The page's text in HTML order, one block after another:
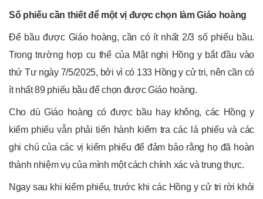
Số phiếu cần thiết để một vị được chọn làm Giáo hoàng
Để bầu được Giáo hoàng, cần có ít nhất 2/3 số phiếu bầu.
Trong trường hợp cụ thể của Mật nghị Hồng y bắt đầu vào
thứ Tư ngày 7/5/2025, bởi vì có 133 Hồng y cử tri, nên cần có
ít nhất 89 phiếu bầu để chọn được Giáo hoàng.
Cho dù Giáo hoàng có được bầu hay không, các Hồng y
kiểm phiếu vẫn phải tiến hành kiểm tra các lá phiếu và các
ghi chú của các vị kiểm phiếu để đảm bảo rằng họ đã hoàn
thành nhiệm vụ của mình một cách chính xác và trung thực.
Ngay sau khi kiểm phiếu, trước khi các Hồng y cử tri rời khỏi